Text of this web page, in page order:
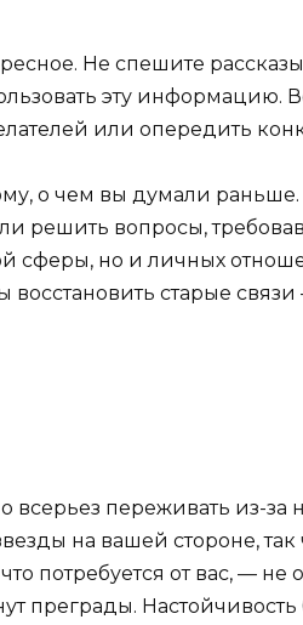
Не спешите
эту информацию.
или опередить
о чем вы думали
решить вопросы,
сферы, но и личных
восстановить старые
всерьез переживать из-за
на вашей стороне, так
потребуется от вас, — не
преграды. Настойчивость